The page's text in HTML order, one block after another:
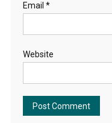
Email *
Website